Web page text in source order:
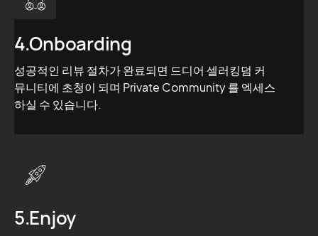
4.Onboarding
성공적인 리뷰 절차가 완료되면 드디어 셀러킹덤 커
뮤니티에 초청이 되며 Private Community 를 엑세스
하실 수 있습니다.
5.Enjoy